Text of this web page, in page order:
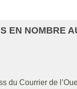
EN NOMBRE
du Courrier de